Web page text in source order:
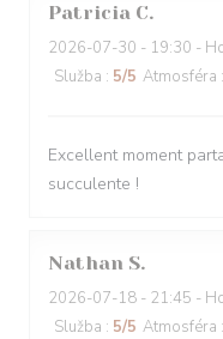
Patricia C
2026-07-30 - 19:30 -
Služba : 5/5 Atmosféra :
Excellent moment
succulente !
Nathan S
2026-07-18 - 21:45 -
Služba : 5/5 Atmosféra :